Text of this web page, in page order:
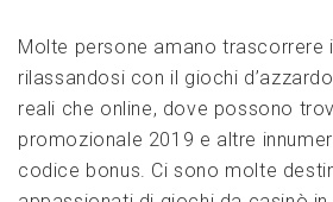
Molte persone amano trascorrere
rilassandosi con il giochi
reali che online, dove possono
promozionale 2019 e altre
codice bonus. Ci sono molte